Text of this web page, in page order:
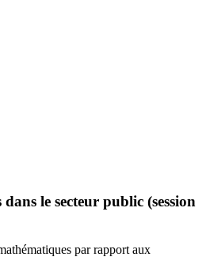
dans le secteur public (session
par rapport aux